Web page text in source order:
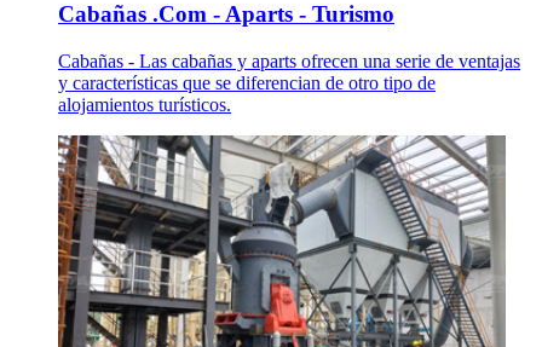
Cabañas .Com - Aparts - Turismo
Cabañas - Las cabañas y aparts ofrecen una serie de ventajas
y características que se diferencian de otro tipo de
alojamientos turísticos.